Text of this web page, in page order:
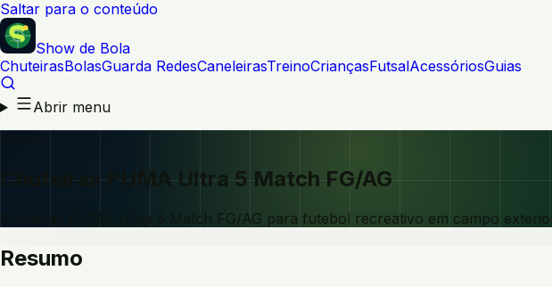
Saltar para o conteúdo
Show de Bola
ChuteirasBolasGuarda RedesCaneleirasTreinoCriançasFutsalAcessóriosGuias
Abrir menu
Chuteiras PUMA Ultra 5 Match FG/AG
Chuteiras PUMA Ultra 5 Match FG/AG para futebol recreativo em campo
Resumo